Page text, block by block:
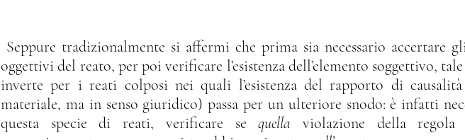
oggettivi del reato, per poi verificare l’esistenza dell’elemento soggettivo,
inverte per i reati colposi nei quali l’esistenza del rapporto di
materiale, ma in senso giuridico) passa per un ulteriore snodo: è infatti
questa specie di reati, verificare se quella violazione della regola